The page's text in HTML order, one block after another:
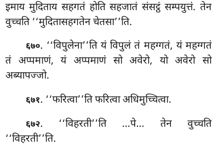
इमाय मुदिताय सहगतं होति सहजातं संसट्ठं सम्पयुत्तं. तेन
वुच्चति ‘‘मुदितासहगतेन चेतसा’’ति.
६७०. ‘‘विपुलेना’’ति यं विपुलं तं महग्गतं, यं महग्गतं
तं अप्पमाणं, यं अप्पमाणं सो अवेरो, यो अवेरो सो
अब्यापज्जो.
६७१. ‘‘फरित्वा’’ति फरित्वा अधिमुच्चित्वा.
६७२. ‘‘विहरती’’ति …पे… तेन वुच्चति
‘‘विहरती’’ति.